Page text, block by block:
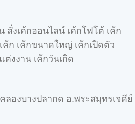
สั่งเค้กออนไลน์ เค้กโฟโต้ เค้ก
ก เค้กขนาดใหญ่ เค้กเปิดตัว
ต่งงาน เค้กวันเกิด
ลองบางปลากด อ.พระสมุทรเจดีย์